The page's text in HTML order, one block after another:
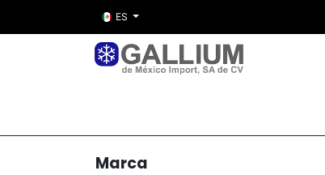
ES
Marca